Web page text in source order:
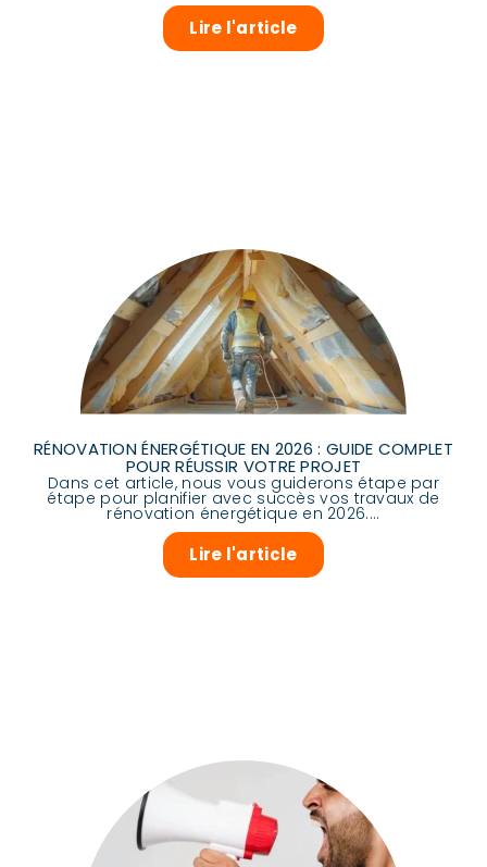
Lire l'article
RÉNOVATION ÉNERGÉTIQUE EN 2026 : GUIDE COMPLET
POUR RÉUSSIR VOTRE PROJET
Dans cet article, nous vous guiderons étape par
étape pour planifier avec succès vos travaux de
rénovation énergétique en 2026....
Lire l'article